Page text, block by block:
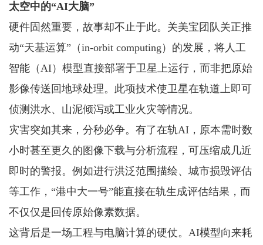
太空中的“AI大脑”
硬件固然重要，故事却不止于此。关美宝团队关正推
动“天基运算”（in-orbit computing）的发展，将人工
智能（AI）模型直接部署于卫星上运行，而非把原始
影像传送回地球处理。此项技术使卫星在轨道上即可
侦测洪水、山泥倾泻或工业火灾等情况。
灾害突如其来，分秒必争。有了在轨AI，原本需时数
小时甚至更久的图像下载与分析流程，可压缩成几近
即时的警报。例如进行洪泛范围描绘、城市损毁评估
等工作，“港中大一号”能直接在轨生成评估结果，而
不仅仅是回传原始像素数据。
这背后是一场工程与电脑计算的硬仗。AI模型向来耗